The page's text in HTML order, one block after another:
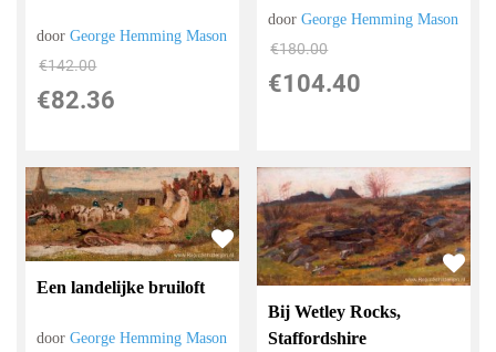
doorGeorge Hemming Mason
€142.00
€82.36
doorGeorge Hemming Mason
€180.00
€104.40
Een landelijke bruiloft
doorGeorge Hemming Mason
Bij Wetley Rocks,
Staffordshire